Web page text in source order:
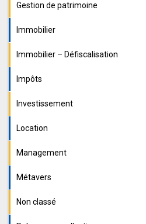
Gestion de patrimoine
Immobilier
Immobilier – Défiscalisation
Impôts
Investissement
Location
Management
Métavers
Non classé